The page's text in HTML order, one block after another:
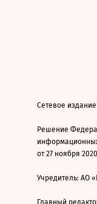
Сетевое
Решение
от 27 ноября
Учредитель: АО
Главный